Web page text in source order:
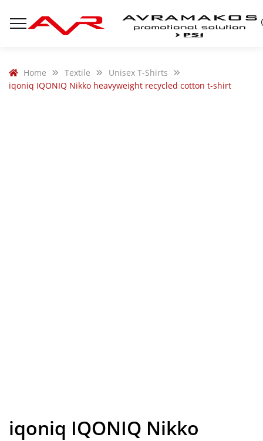
Home Textile
Unisex T-Shirts
iqoniq IQONIQ Nikko heavyweight recycled cotton t-shirt
iqoniq IQONIQ Nikko